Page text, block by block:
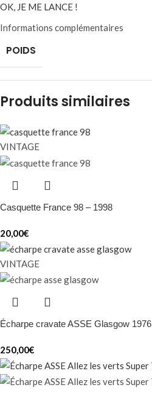
OK, JE ME LANCE !
Informations complémentaires
POIDS
Produits similaires
VINTAGE
Casquette France 98 – 1998
20,00€
VINTAGE
Écharpe cravate ASSE Glasgow 1976
250,00€